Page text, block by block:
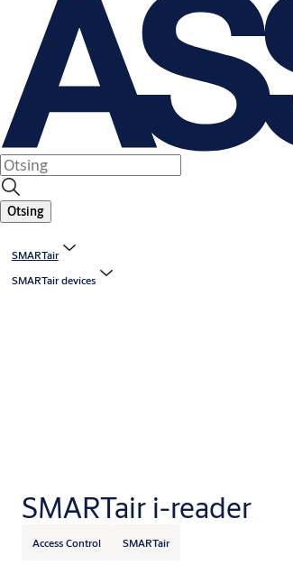
Otsing
SMARTair
SMARTair devices
SMARTair i-reader
Access Control SMARTair